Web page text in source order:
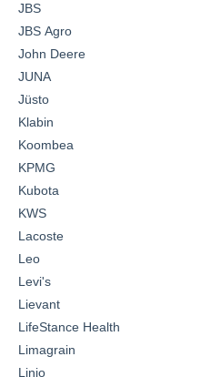
JBS
JBS Agro
John Deere
JUNA
Jüsto
Klabin
Koombea
KPMG
Kubota
KWS
Lacoste
Leo
Levi's
Lievant
LifeStance Health
Limagrain
Linio